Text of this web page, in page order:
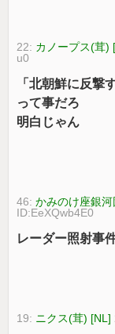
22: カノープス(茸)
u0
「北朝鮮に反撃
って事だろ
明白じゃん
46:かみのけ座銀
ID:EeXQwb4E0
レーダー照射事
19: ニクス(茸) [NL]